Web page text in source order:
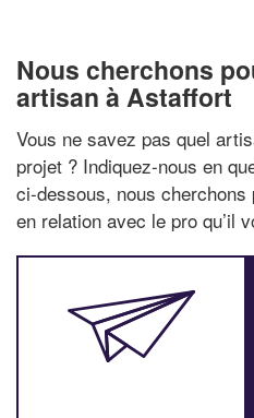
Nous cherchons
artisan à Astaffort
Vous ne savez pas quel
projet ? Indiquez-nous en
ci-dessous, nous
en relation avec le pro qu’il